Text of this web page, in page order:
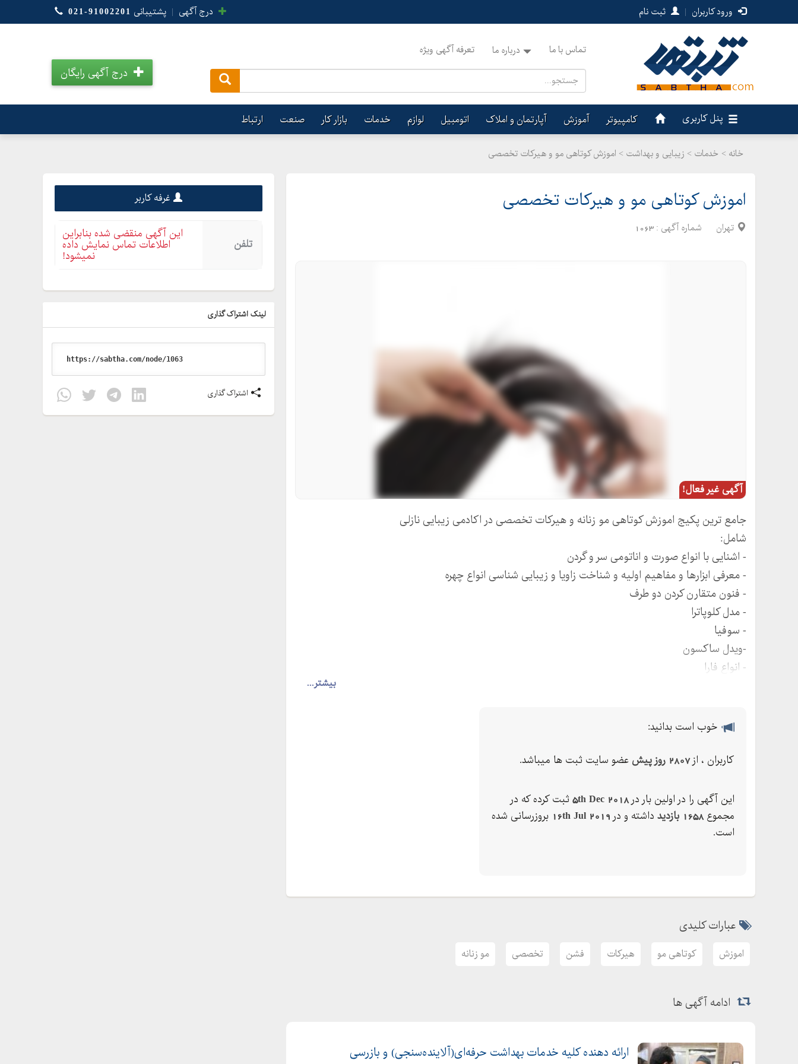
ورود کاربران | ثبت نام درج آگهی | پشتیبانی 021-91002201
تماس با ما درباره ما تعرفه آگهی ویژه
درج آگهی رایگان
پنل کاربری کامپیوتر آموزش آپارتمان و املاک اتومبیل لوازم خدمات بازار کار صنعت ارتباط
خانه > خدمات > زیبایی و بهداشت > اموزش کوتاهی مو و هیرکات تخصصی
اموزش کوتاهی مو و هیرکات تخصصی
تهران شماره آگهی : 1063
آگهی غیر فعال!
بیشتر...
جامع ترین پکیج اموزش کوتاهی مو زنانه و هیرکات تخصصی در اکادمی زیبایی نازلی
شامل:
- اشنایی با انواع صورت و اناتومی سر و گردن
- معرفی ابزارها و مفاهیم اولیه و شناخت زاویا و زیبایی شناسی انواع چهره
- فنون متقارن کردن دو طرف
- مدل کلوپاترا
- سوفیا
-ویدل ساکسون
- انواع فارا
-مصری فانتزی
-لیر
- انواع لابستر
- فشن
-گرد ترکیبی
- تیفوسی
-کوپ های چند قیچی و ژورنالی
تایپر و چند قیچی و ژورنال خوانی ...
- جزوه و امکان فیلم برداری در حین اموزش
خوب است بدانید:
کاربران ، از2807 روز پیش عضو سایت ثبت ها میباشد.
این آگهی را در اولین بار در5th Dec 2018 ثبت کرده که در
مجموع1658 بازدید داشته و در 16th Jul 2019 بروزرسانی شده
است.
عبارات کلیدی
اموزش کوتاهی مو هیرکات فشن تخصصی مو زنانه
غرفه کاربر
تلفن
این آگهی منقضی شده بنابراین
اطلاعات تماس نمایش داده
نمیشود!
لینک اشتراک گذاری
اشتراک گذاری
ادامه آگهی ها
ارائه دهنده کلیه خدمات بهداشت حرفه‌ای(آلاینده‌سنجی) و بازرسی